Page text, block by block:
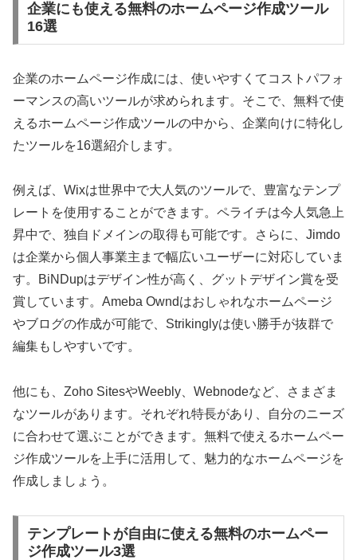
企業にも使える無料のホームページ作成ツール
16選
企業のホームページ作成には、使いやすくてコストパフォ
ーマンスの高いツールが求められます。そこで、無料で使
えるホームページ作成ツールの中から、企業向けに特化し
たツールを16選紹介します。
例えば、Wixは世界中で大人気のツールで、豊富なテンプ
レートを使用することができます。ペライチは今人気急上
昇中で、独自ドメインの取得も可能です。さらに、Jimdo
は企業から個人事業主まで幅広いユーザーに対応していま
す。BiNDupはデザイン性が高く、グットデザイン賞を受
賞しています。Ameba Owndはおしゃれなホームページ
やブログの作成が可能で、Strikinglyは使い勝手が抜群で
編集もしやすいです。
他にも、Zoho SitesやWeebly、Webnodeなど、さまざま
なツールがあります。それぞれ特長があり、自分のニーズ
に合わせて選ぶことができます。無料で使えるホームペー
ジ作成ツールを上手に活用して、魅力的なホームページを
作成しましょう。
テンプレートが自由に使える無料のホームペー
ジ作成ツール3選